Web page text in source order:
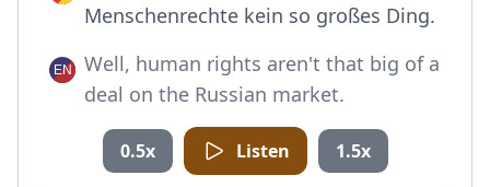
Menschenrechte kein so großes Ding.
Well, human rights aren't that big of a
deal on the Russian market.
0.5x Listen 1.5x